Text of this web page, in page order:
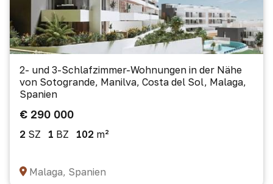
2- und 3-Schlafzimmer-Wohnungen in der Nähe
von Sotogrande, Manilva, Costa del Sol, Malaga,
Spanien
€ 290 000
2 SZ 1 BZ 102 m²
Malaga, Spanien